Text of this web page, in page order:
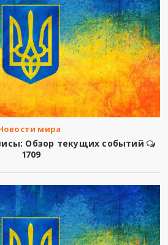
мира
Обзор текущих событий
1709